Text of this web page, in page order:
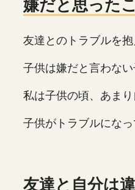
嫌だと思った
友達とのトラブルを
子供は嫌だと言わな
私は子供の頃、あま
子供がトラブルにな
友達と自分は